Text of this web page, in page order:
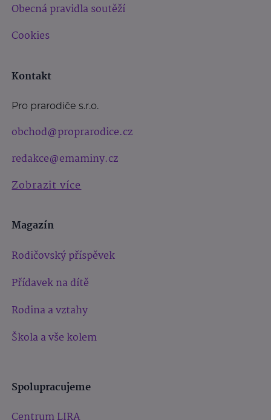
Obecná pravidla soutěží
Cookies
Kontakt
Pro prarodiče s.r.o.
obchod@proprarodice.cz
redakce@emaminy.cz
Zobrazit více
Magazín
Rodičovský příspěvek
Přídavek na dítě
Rodina a vztahy
Škola a vše kolem
Spolupracujeme